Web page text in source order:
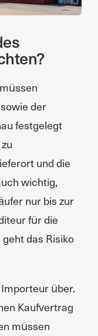
der
festgelegt
und die
wichtig,
nur bis zur
für die
das Risiko
über.
Kaufvertrag
müssen